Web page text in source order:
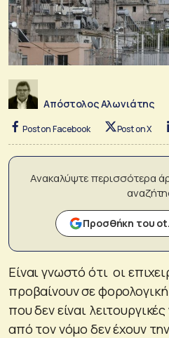
Απόστολος Αλωνιάτης
Post on Facebook Post on X
Ανακαλύψτε περισσότερα
Προσθήκη του
Είναι γνωστό ότι οι
προβαίνουν σε
που δεν είναι
από τον νόμο δεν έχουν